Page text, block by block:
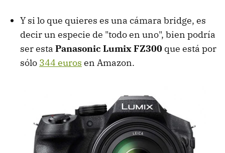
Y si lo que quieres es una cámara bridge, es
decir un especie de "todo en uno", bien podría
ser esta Panasonic Lumix FZ300 que está por
sólo 344 euros en Amazon.